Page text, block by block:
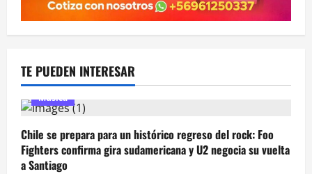
TE PUEDEN INTERESAR
Música
Chile se prepara para un histórico regreso del rock: Foo
Fighters confirma gira sudamericana y U2 negocia su vuelta
a Santiago